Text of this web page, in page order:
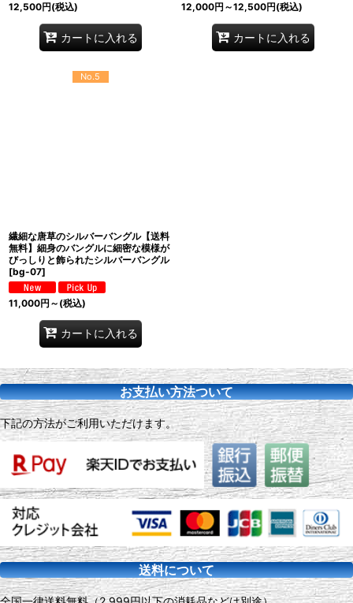
12,500円(税込)
カートに入れる
12,000円 ～12,500円(税込)
カートに入れる
No.5
繊細な唐草のシルバーバングル【送料
無料】細身のバングルに細密な模様が
びっしりと飾られたシルバーバングル
[bg-07]
11,000円 ～ (税込)
カートに入れる
お支払い方法ついて
下記の方法がご利用いただけます。
送料について